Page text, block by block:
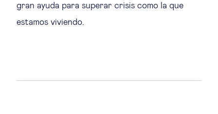
gran ayuda para superar crisis como la que
estamos viviendo.